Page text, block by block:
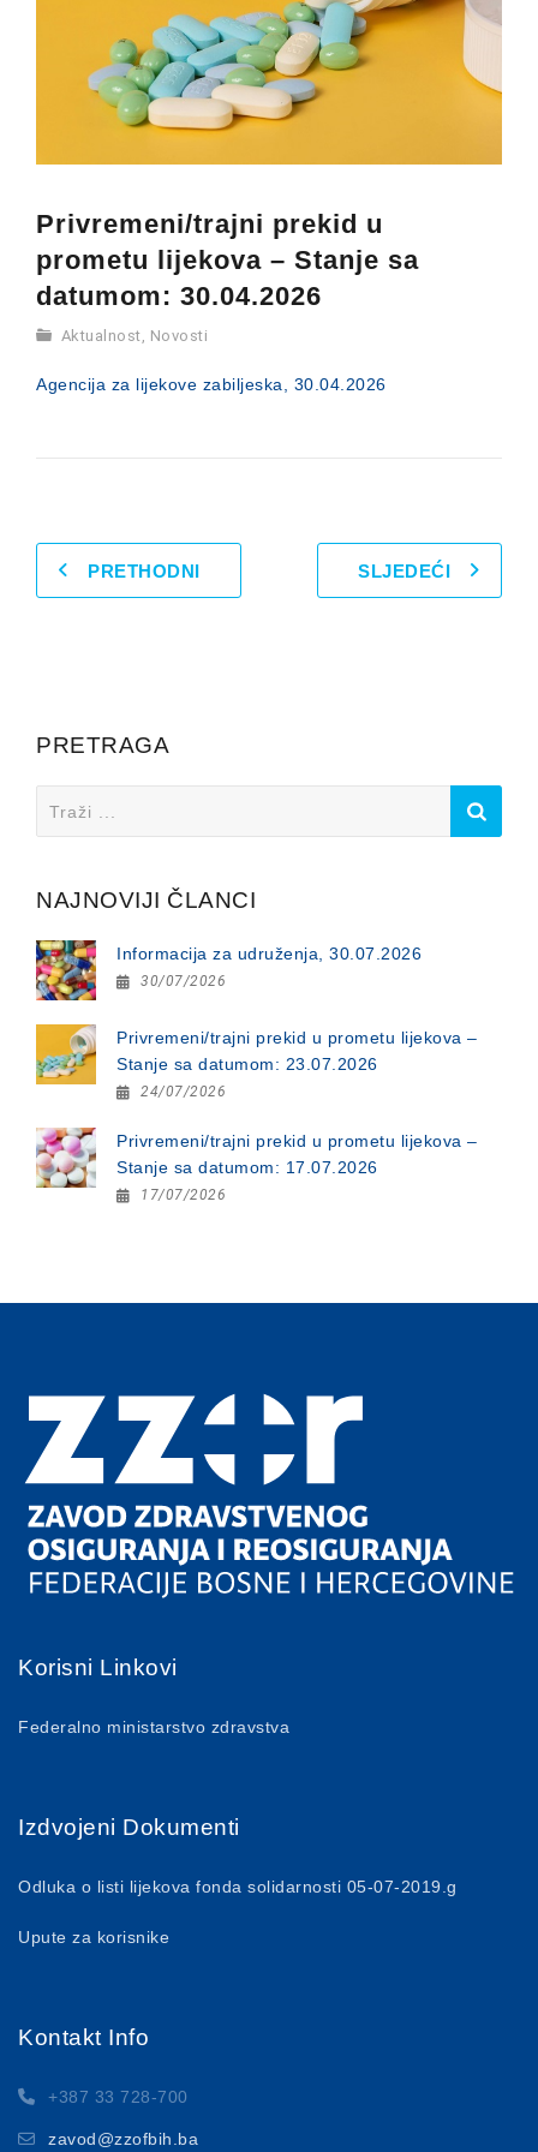
Privremeni/trajni prekid u
prometu lijekova – Stanje sa
datumom: 30.04.2026
Aktualnost, Novosti
Agencija za lijekove zabiljeska, 30.04.2026
PRETHODNI SLJEDEĆI
PRETRAGA
for:
NAJNOVIJI ČLANCI
Informacija za udruženja, 30.07.2026
30/07/2026
Privremeni/trajni prekid u prometu lijekova –
Stanje sa datumom: 23.07.2026
24/07/2026
Privremeni/trajni prekid u prometu lijekova –
Stanje sa datumom: 17.07.2026
17/07/2026
Korisni Linkovi
Federalno ministarstvo zdravstva
Izdvojeni Dokumenti
Odluka o listi lijekova fonda solidarnosti 05-07-2019.g
Upute za korisnike
Kontakt Info
+387 33 728-700
zavod@zzofbih.ba